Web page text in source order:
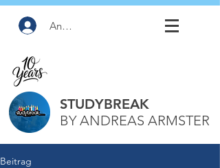
Anmelden
STUDYBREAK
BY ANDREAS ARMSTER
Beitrag